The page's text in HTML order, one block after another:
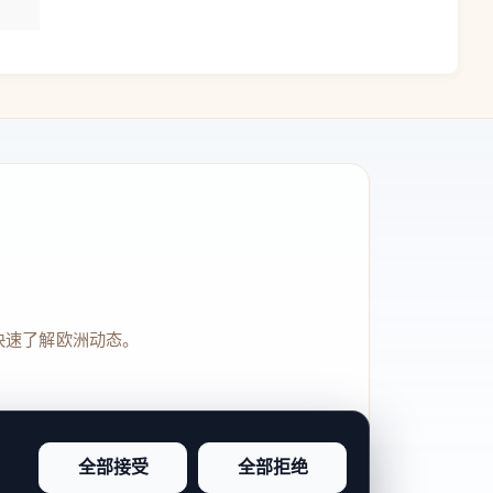
了解欧洲动态。
全部接受 全部拒绝